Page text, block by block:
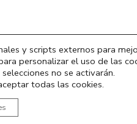
y scripts externos para
personalizar el uso de las
no se activarán.
todas las cookies.
podemos ayudarte?